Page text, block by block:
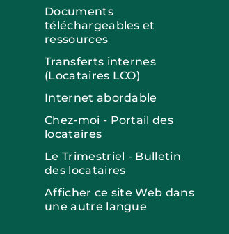
Documents
téléchargeables et
ressources
Transferts internes
(Locataires LCO)
Internet abordable
Chez-moi - Portail des
locataires
Le Trimestriel - Bulletin
des locataires
Afficher ce site Web dans
une autre langue